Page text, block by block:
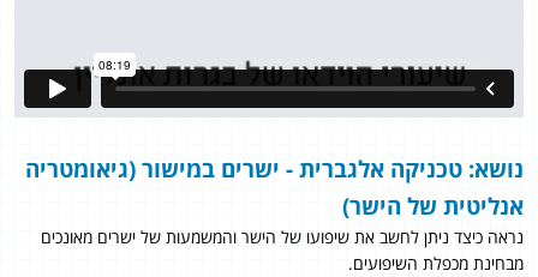
נושא: טכניקה אלגברית - ישרים במישור (גיאומטריה
אנליטית של הישר)
נראה כיצד ניתן לחשב את שיפועו של הישר והמשמעות של ישרים מאונכים
מבחינת מכפלת השיפועים.